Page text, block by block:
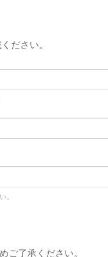
ださい。
。
ご了承ください。